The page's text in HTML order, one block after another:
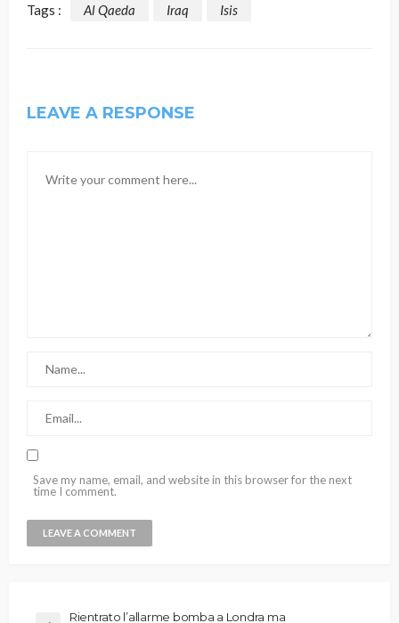
Tags : Al Qaeda Iraq Isis
LEAVE A RESPONSE
Save my name, email, and website in this browser for the next
time I comment.
Rientrato l’allarme bomba a Londra ma